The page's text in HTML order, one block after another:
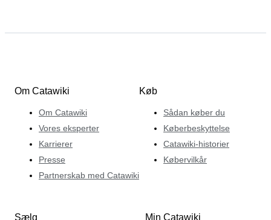
Om Catawiki
Om Catawiki
Vores eksperter
Karrierer
Presse
Partnerskab med Catawiki
Køb
Sådan køber du
Køberbeskyttelse
Catawiki-historier
Købervilkår
Sælg Min Catawiki